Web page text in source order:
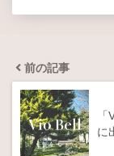
前の記事
に